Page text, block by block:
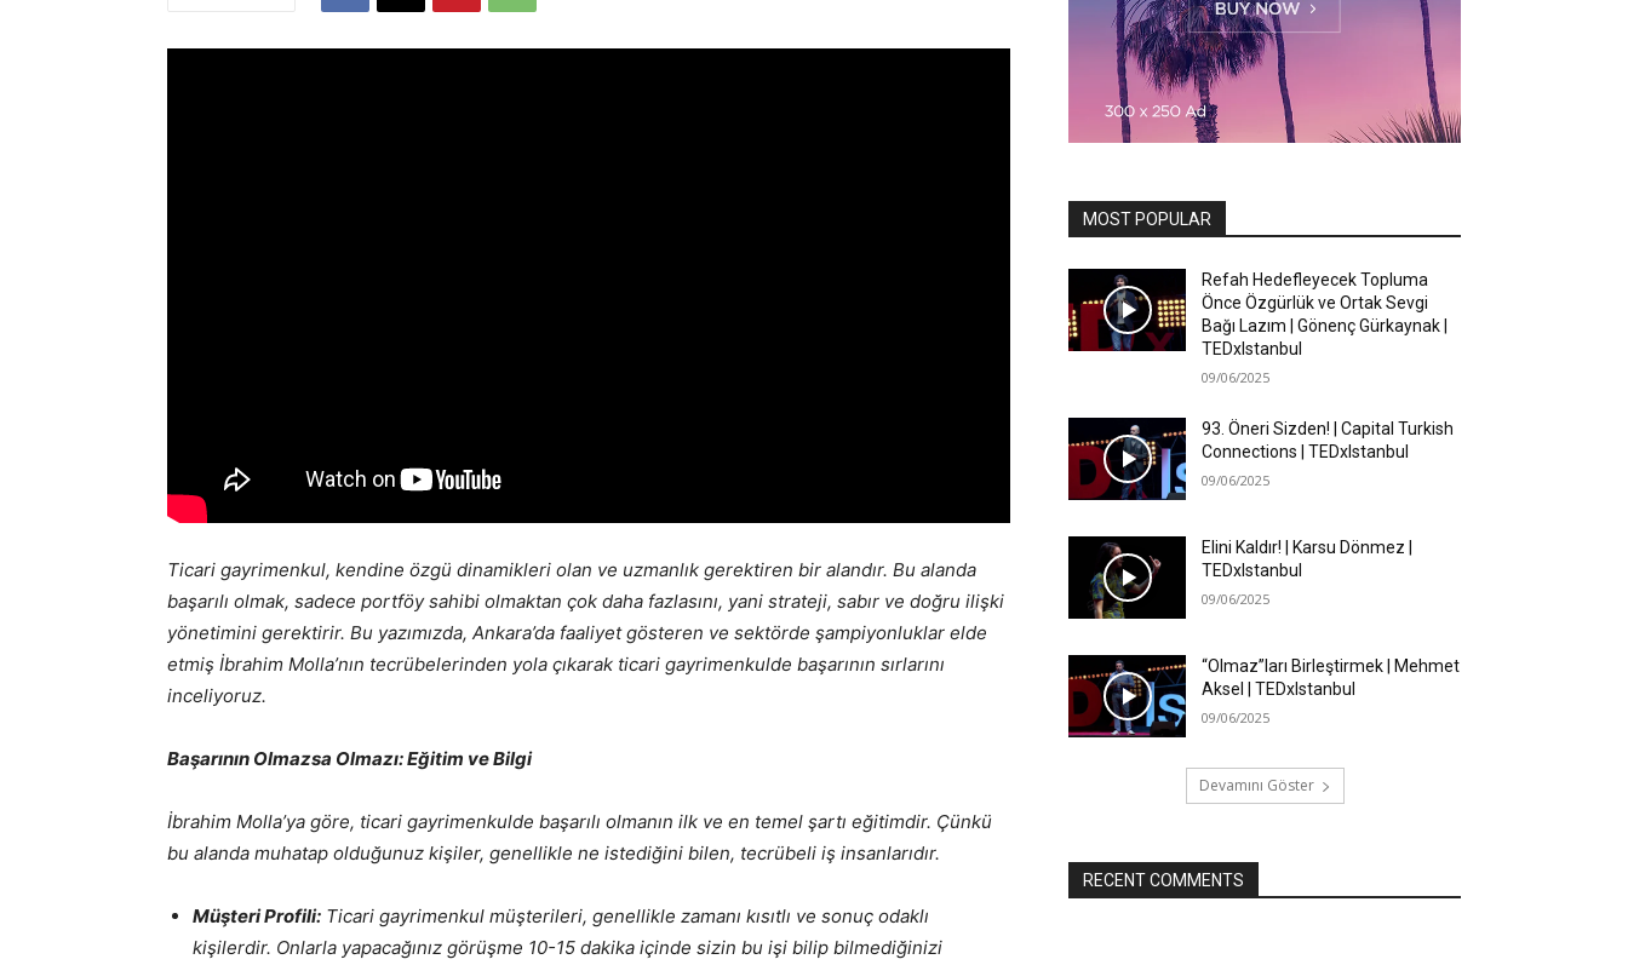
Ticari gayrimenkul, kendine özgü dinamikleri olan ve uzmanlık gerektiren bir alandır. Bu alanda
başarılı olmak, sadece portföy sahibi olmaktan çok daha fazlasını, yani strateji, sabır ve doğru ilişki
yönetimini gerektirir. Bu yazımızda, Ankara’da faaliyet gösteren ve sektörde şampiyonluklar elde
etmiş İbrahim Molla’nın tecrübelerinden yola çıkarak ticari gayrimenkulde başarının sırlarını
inceliyoruz.
Başarının Olmazsa Olmazı: Eğitim ve Bilgi
İbrahim Molla’ya göre, ticari gayrimenkulde başarılı olmanın ilk ve en temel şartı eğitimdir. Çünkü
bu alanda muhatap olduğunuz kişiler, genellikle ne istediğini bilen, tecrübeli iş insanlarıdır.
Müşteri Profili: Ticari gayrimenkul müşterileri, genellikle zamanı kısıtlı ve sonuç odaklı
kişilerdir. Onlarla yapacağınız görüşme 10-15 dakika içinde sizin bu işi bilip bilmediğinizi
MOST POPULAR
Refah Hedefleyecek Topluma
Önce Özgürlük ve Ortak Sevgi
Bağı Lazım | Gönenç Gürkaynak |
TEDxIstanbul
09/06/2025
93. Öneri Sizden! | Capital Turkish
Connections | TEDxIstanbul
09/06/2025
Elini Kaldır! | Karsu Dönmez |
TEDxIstanbul
09/06/2025
“Olmaz”ları Birleştirmek | Mehmet
Aksel | TEDxIstanbul
09/06/2025
Devamını Göster
RECENT COMMENTS